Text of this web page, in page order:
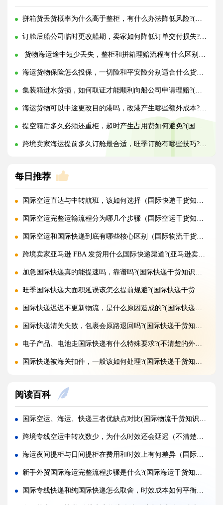
拼箱货丢货概率为什么高于整柜，有什么办法降低风险?(国际海运干货知识分享)
订舱后船公司临时更改船期，卖家如何降低订单交付损失?(国际海运干货知识分享)
货物海运途中短少丢失，整柜和拼箱理赔流程有什么区别?(国际海运干货知识分享)
海运货物保险怎么投保，一切险和平安险分别适合什么货物?(国际海运干货知识分享)
集装箱进水货损，如何取证才能顺利向船公司申请理赔?(国际海运干货知识分享)
海运货物可以中途更改目的港吗，改港产生哪些额外成本?(国际海运干货知识分享)
提空箱后多久必须还重柜，超时产生占用费如何避免?(国际海运干货知识分享)
跨境卖家海运提前多久订舱最合适，旺季订舱有哪些技巧?(国际海运干货知识分享)
每日推荐
国际空运直达与中转航班，该如何选择（国际快递干货知识分享）
国际空运完整运输流程分为哪几个步骤（国际空运干货知识分享）
国际空运和国际快递到底有哪些核心区别（国际物流干货知识分享）
跨境卖家亚马逊 FBA 发货用什么国际快递渠道?(亚马逊卖家必看篇)
加急国际快递真的能提速吗，靠谱吗?(国际快递干货知识分享)
旺季国际快递大面积延误该怎么提前规避?(国际快递干货知识分享)
国际快递迟迟不更新物流，是什么原因造成的?(国际快递干货知识分享)
国际快递清关失败，包裹会原路退回吗?(国际快递干货知识分享)
电子产品、电池走国际快递有什么特殊要求?(不清楚的外贸人看过来)
国际快递被海关扣件，一般该如何处理?(国际快递干货知识分享)
不同国家国际快递报价差距为什么这么大?(国际快递干货知识分享)
国际快递运费是怎么计算的，体积重怎么核算?(国际快递干货知识分享)
国际快递可以寄哪些国家，偏远地区能派送吗（国际快递干货知识分享）
什么是国际快递，和国际物流有什么区别（国际快递干货知识分享）
亚马逊 FBA 空运头程，选空派还是纯空运更合适?(国际空运干货知识分享)
实木包装走国际空运，一定要做熏蒸吗?(国际空运干货知识分享)
阅读百科
国际空运、海运、快递三者优缺点对比(国际物流干货知识分享)
跨境专线空运中转次数少，为什么时效还会延迟（不清楚的跨境电商卖家看过来）
海运夜间提柜与日间提柜在费用和时效上有何差异（国际海运干货知识分享）
新手外贸国际海运完整流程步骤是什么?(国际海运干货知识分享)
国际专线快递和纯国际快递怎么取舍，时效成本如何平衡（国际快递干货知识分享）